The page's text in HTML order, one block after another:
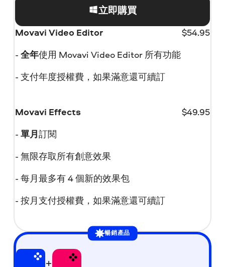
立即購買
Movavi Video Editor $54.95
- 全年使用 Movavi Video Editor 所有功能
- 支付年度授權費，如果滿意還可續訂
Movavi Effects $49.95
- 單月訂閱
- 無限存取所有創意效果
- 每月最多有 4 個新的效果包
- 按月支付授權費，如果滿意還可續訂
暢銷產品